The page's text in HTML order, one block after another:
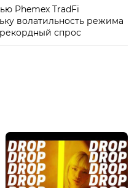
Phemex TradFi
волатильность режима
спрос